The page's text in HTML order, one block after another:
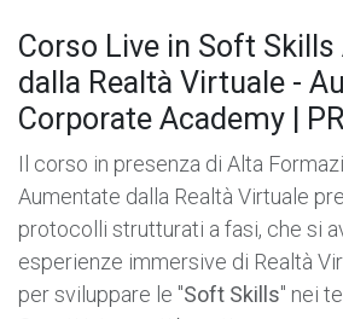
Corso Live in Soft
dalla Realtà Virtuale -
Corporate Academy |
Il corso in presenza di Alta
Aumentate dalla Realtà Virtuale
protocolli strutturati a fasi, che si
esperienze immersive di Realtà
per sviluppare le "Soft Skills" nei